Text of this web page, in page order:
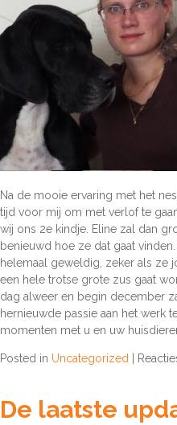
Na de mooie ervaring met het
tijd voor mij om met verlof te
wij ons 2e kindje. Eline zal dan
benieuwd hoe ze dat gaat
helemaal geweldig, zeker als ze
een hele trotse grote zus gaat
dag alweer en begin december
hernieuwde passie aan het werk
momenten met u en uw
Posted in Uncategorized
De laatste